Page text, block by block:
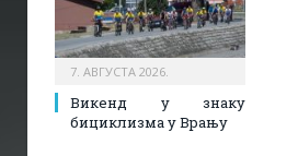
7. АВГУСТА 2026.
Викенд у знаку
бициклизма у Врању